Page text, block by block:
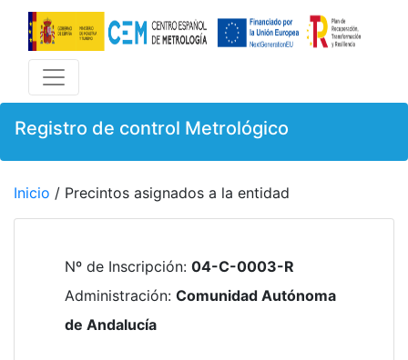
Registro de control Metrológico
Inicio / Precintos asignados a la entidad
Nº de Inscripción: 04-C-0003-R
Administración: Comunidad Autónoma
de Andalucía